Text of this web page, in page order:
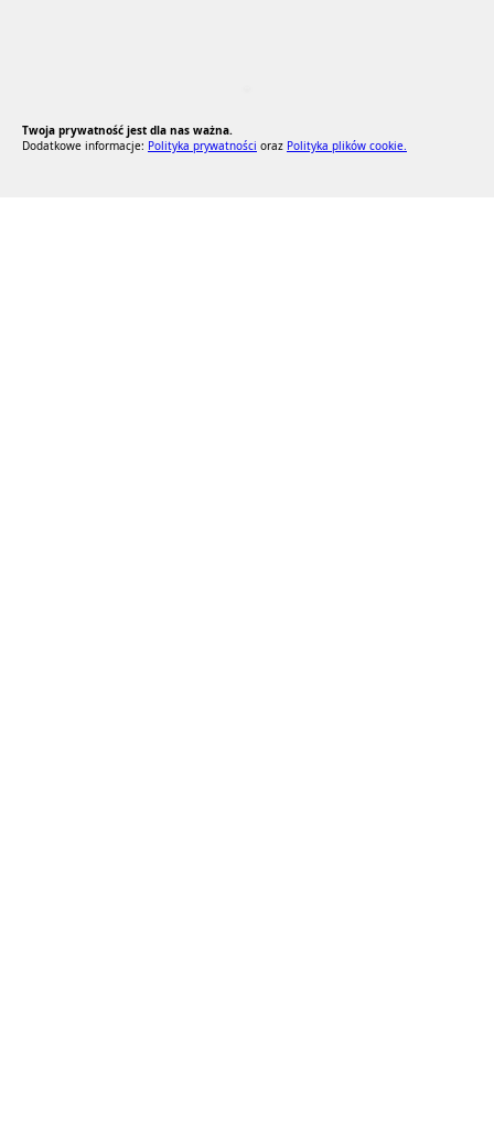
Twoja prywatność jest dla nas ważna.
Dodatkowe informacje: Polityka prywatności oraz Polityka plików cookie.